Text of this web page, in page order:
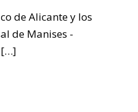
de Alicante y los
de Manises -
[…]